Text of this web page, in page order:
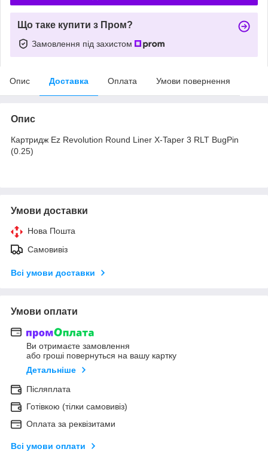
Що таке купити з Пром?
Замовлення під захистом
Опис Доставка Оплата Умови повернення
Опис
Картридж Ez Revolution Round Liner X-Taper 3 RLT BugPin
(0.25)
Умови доставки
Нова Пошта
Самовивіз
Всі умови доставки
Умови оплати
Ви отримаєте замовлення
або гроші повернуться на вашу картку
Детальніше
Післяплата
Готівкою (тілки самовивіз)
Оплата за реквізитами
Всі умови оплати